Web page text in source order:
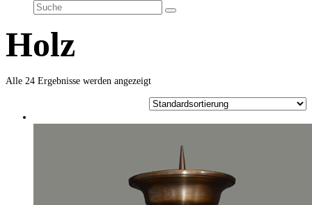
Suche
Senden
Holz
Alle 24 Ergebnisse werden angezeigt